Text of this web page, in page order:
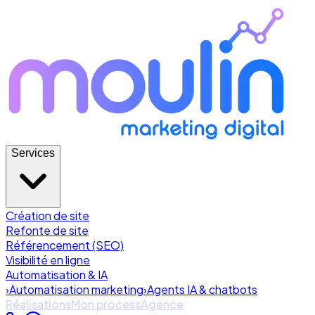
Services
Création de site
Refonte de site
Référencement (SEO)
Visibilité en ligne
Automatisation & IA
›Automatisation marketing›Agents IA & chatbots
RéalisationsMon processAgence